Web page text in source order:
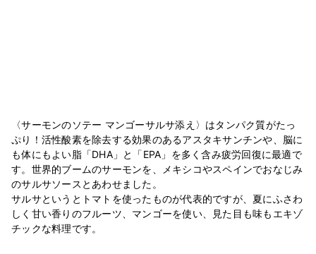
〈サーモンのソテー マンゴーサルサ添え〉はタンパク質がたっ
ぷり！活性酸素を除去する効果のあるアスタキサンチンや、脳に
も体にもよい脂「DHA」と「EPA」を多く含み疲労回復に最適で
す。世界的ブームのサーモンを、メキシコやスペインでおなじみ
のサルサソースとあわせました。
サルサというとトマトを使ったものが代表的ですが、夏にふさわ
しく甘い香りのフルーツ、マンゴーを使い、見た目も味もエキゾ
チックな料理です。